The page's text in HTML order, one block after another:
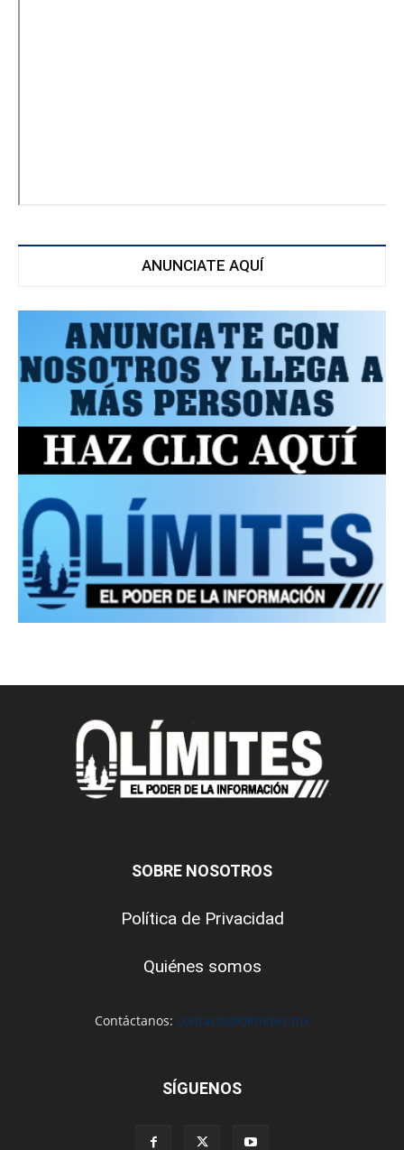
ANUNCIATE AQUÍ
SOBRE NOSOTROS
Política de Privacidad
Quiénes somos
Contáctanos: contacto@0limites.mx
SÍGUENOS